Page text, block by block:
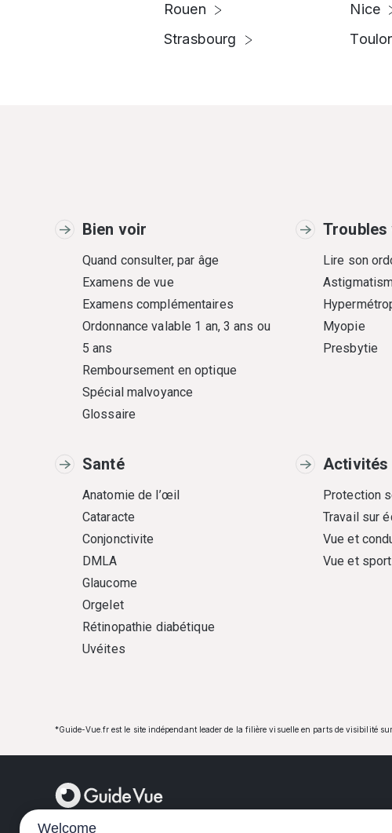
Rouen
Strasbourg
Nice
Bien voir
Quand consulter, par âge
Examens de vue
Examens complémentaires
Ordonnance valable 1 an, 3 ans ou
5 ans
Remboursement en optique
Spécial malvoyance
Glossaire
Troubles
Lire son
Myopie
Presbytie
Santé
Anatomie de l’œil
Cataracte
Conjonctivite
DMLA
Glaucome
Orgelet
Rétinopathie diabétique
Uvéites
Activités
Protection
Travail sur
Vue et
Vue et sport
*Guide-Vue.fr est le site indépendant leader de la filière visuelle en parts de visibilité
Welcome